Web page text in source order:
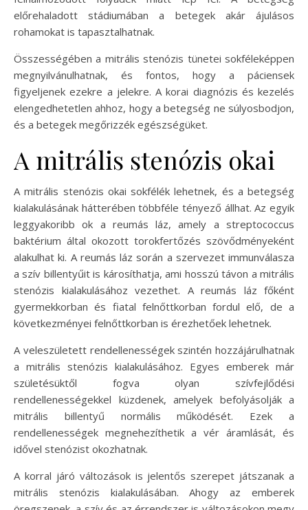
előrehaladott stádiumában a betegek akár ájulásos
rohamokat is tapasztalhatnak.
Összességében a mitrális stenózis tünetei sokféleképpen
megnyilvánulhatnak, és fontos, hogy a páciensek
figyeljenek ezekre a jelekre. A korai diagnózis és kezelés
elengedhetetlen ahhoz, hogy a betegség ne súlyosbodjon,
és a betegek megőrizzék egészségüket.
A mitrális stenózis okai
A mitrális stenózis okai sokfélék lehetnek, és a betegség
kialakulásának hátterében többféle tényező állhat. Az egyik
leggyakoribb ok a reumás láz, amely a streptococcus
baktérium által okozott torokfertőzés szövődményeként
alakulhat ki. A reumás láz során a szervezet immunválasza
a szív billentyűit is károsíthatja, ami hosszú távon a mitrális
stenózis kialakulásához vezethet. A reumás láz főként
gyermekkorban és fiatal felnőttkorban fordul elő, de a
következményei felnőttkorban is érezhetőek lehetnek.
A veleszületett rendellenességek szintén hozzájárulhatnak
a mitrális stenózis kialakulásához. Egyes emberek már
születésüktől fogva olyan szívfejlődési
rendellenességekkel küzdenek, amelyek befolyásolják a
mitrális billentyű normális működését. Ezek a
rendellenességek megnehezíthetik a vér áramlását, és
idővel stenózist okozhatnak.
A korral járó változások is jelentős szerepet játszanak a
mitrális stenózis kialakulásában. Ahogy az emberek